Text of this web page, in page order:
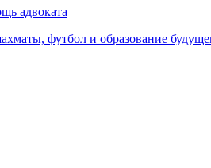
адвоката
футбол и образование